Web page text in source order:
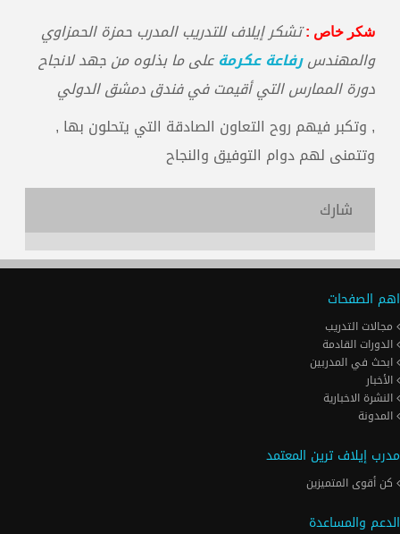
شكر خاص :تشكر إيلاف للتدريب المدرب حمزة الحمزاوي
والمهندسرفاعة عكرمةعلى ما بذلوه من جهد لانجاح
دورة الممارس التي أقيمت في فندق دمشق الدولي
, وتكبر فيهم روح التعاون الصادقة التي يتحلون بها ,
وتتمنى لهم دوام التوفيق والنجاح
شارك
اهم الصفحات
مجالات التدريب
الدورات القادمة
ابحث في المدربين
الأخبار
النشرة الاخبارية
المدونة
مدرب إيلاف ترين المعتمد
كن أقوى المتميزين
الدعم والمساعدة